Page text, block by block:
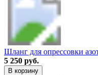
Шланг для опрессовки
5 250 руб.
В корзину